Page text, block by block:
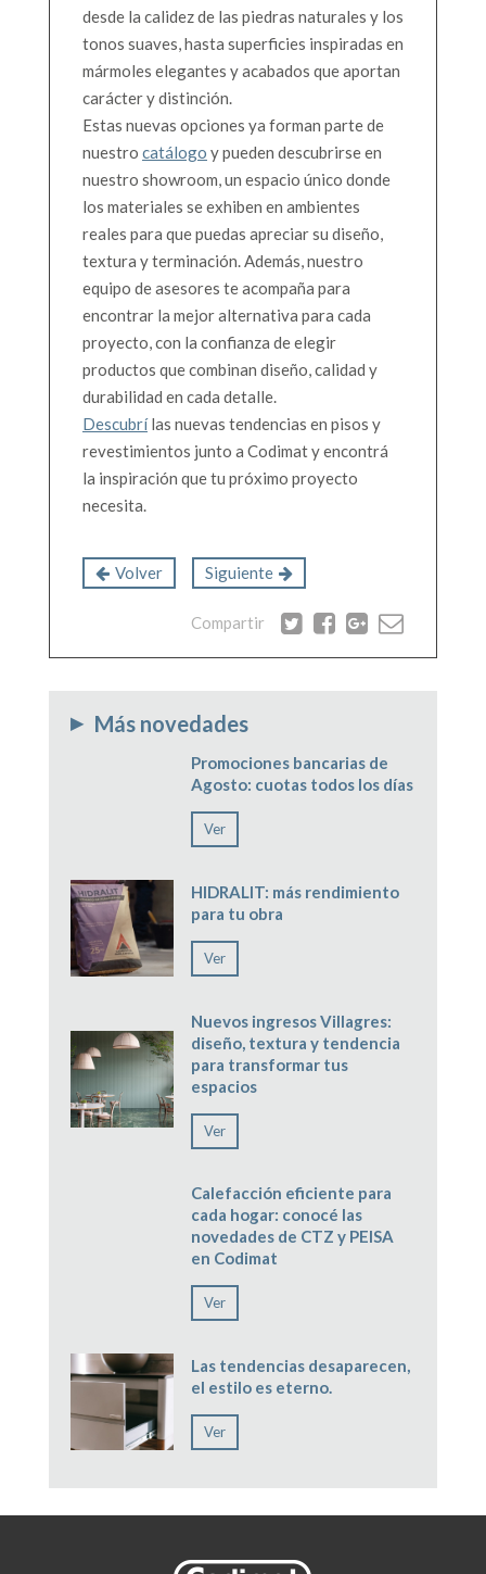
desde la calidez de las piedras naturales y los
tonos suaves, hasta superficies inspiradas en
mármoles elegantes y acabados que aportan
carácter y distinción.
Estas nuevas opciones ya forman parte de
nuestro catálogo y pueden descubrirse en
nuestro showroom, un espacio único donde
los materiales se exhiben en ambientes
reales para que puedas apreciar su diseño,
textura y terminación. Además, nuestro
equipo de asesores te acompaña para
encontrar la mejor alternativa para cada
proyecto, con la confianza de elegir
productos que combinan diseño, calidad y
durabilidad en cada detalle.
Descubrílas nuevas tendencias en pisos y
revestimientos junto a Codimat y encontrá
la inspiración que tu próximo proyecto
necesita.
Volver Siguiente
Compartir
▶ Más novedades
Promociones bancarias de
Agosto: cuotas todos los días
Ver
HIDRALIT: más rendimiento
para tu obra
Ver
Nuevos ingresos Villagres:
diseño, textura y tendencia
para transformar tus
espacios
Ver
Calefacción eficiente para
cada hogar: conocé las
novedades de CTZ y PEISA
en Codimat
Ver
Las tendencias desaparecen,
el estilo es eterno.
Ver